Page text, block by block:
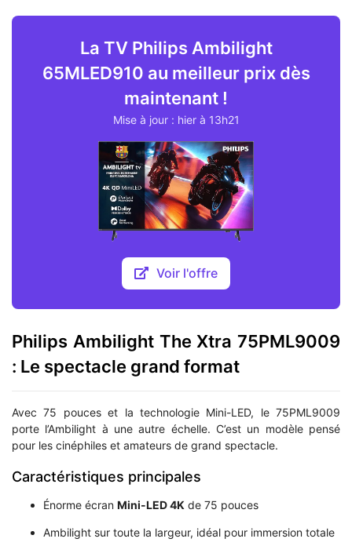
La TV Philips Ambilight
65MLED910 au meilleur prix dès
maintenant !
Mise à jour : hier à 13h21
Voir l'offre
Philips Ambilight The Xtra 75PML9009
: Le spectacle grand format
Avec 75 pouces et la technologie Mini-LED, le 75PML9009
porte l’Ambilight à une autre échelle. C’est un modèle pensé
pour les cinéphiles et amateurs de grand spectacle.
Caractéristiques principales
Énorme écran Mini-LED 4K de 75 pouces
Ambilight sur toute la largeur, idéal pour immersion totale